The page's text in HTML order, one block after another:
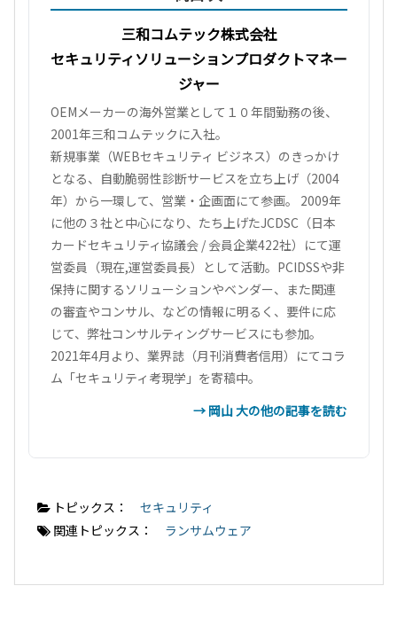
三和コムテック株式会社
セキュリティソリューションプロダクトマネー
ジャー
OEMメーカーの海外営業として１０年間勤務の後、
2001年三和コムテックに入社。
新規事業（WEBセキュリティ ビジネス）のきっかけ
となる、自動脆弱性診断サービスを立ち上げ（2004
年）から一環して、営業・企画面にて参画。 2009年
に他の３社と中心になり、たち上げたJCDSC（日本
カードセキュリティ協議会 / 会員企業422社）にて運
営委員（現在,運営委員長）として活動。PCIDSSや非
保持に関するソリューションやベンダー、また関連
の審査やコンサル、などの情報に明るく、要件に応
じて、弊社コンサルティングサービスにも参加。
2021年4月より、業界誌（月刊消費者信用）にてコラ
ム「セキュリティ考現学」を寄稿中。
→ 岡山 大の他の記事を読む
トピックス：
セキュリティ
関連トピックス：
ランサムウェア